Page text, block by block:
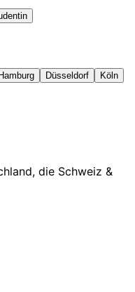
Hamburg Düsseldorf
Köln
die Schweiz &